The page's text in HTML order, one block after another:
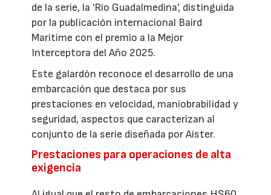
de la serie, la 'Río Guadalmedina', distinguida
por la publicación internacional Baird
Maritime con el premio a la Mejor
Interceptora del Año 2025.
Este galardón reconoce el desarrollo de una
embarcación que destaca por sus
prestaciones en velocidad, maniobrabilidad y
seguridad, aspectos que caracterizan al
conjunto de la serie diseñada por Aister.
Prestaciones para operaciones de alta
exigencia